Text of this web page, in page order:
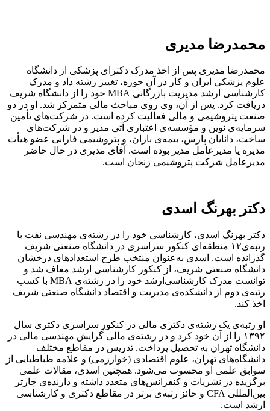
محمدرضا مدیری
محمدرضا مدیری پس از اخذ مدرک دکترای پزشکی از دانشگاه
علوم پزشکی ایران و کار در آن حوزه، تغییر رشته داد و مدرک
کارشناسی ارشد مدیریت بازرگانی ‎ MBAخود را از ‏دانشگاه شریف
‎دریافت کرد.‏ پس از آن، وی روی مباحث مالی متمرکز شد. او در دو
‏صنعت پتروشیمی و مالی فعالیت کرده است. در شرکت‌های تأمین
سرمایه‌ی نوین و مؤسسه‌ی اعتباری آتی مدیر و در ‏شرکت‌های
ساخت، دانایان پارس، بیمه‌ی باران، و پتروشیمی فارابی عضو هیأت
مدیره یا مدیرعامل مدیر بوده است. آقای ‏مدیری در حال حاضر
مدیرعامل شرکت پتروشیمی زنجان است.
دکتر بهرنگ اسدی
دکتر بهرنگ اسدی، کارشناسی خود را در رشته‌ی مهندسی نفت با
رتبه‌ی۱۲ منطقه‌ای کنکور سراسری در دانشگاه صنعتی شریف
گذرانده است. اسدی به‌عنوان منتخب طرح استعدادهای درخشان
دانشگاه صنعتی شریف، از کنکور کارشناسی ارشد معاف شد و
توانست مدرک کارشناسی‌ارشد خود را در رشته‌ی ‏MBA‏ ‏با کسب
رتبه‌ی دوم از دانشکده‌ی مدیریت و اقتصاد دانشگاه صنعتی شریف
اخذ کند.
او رتبه‌ی یک رشته‌ی دکتری مالی در کنکور سراسری دکتری سال
۱۳۹۲ را از آن خود کرد و در رشته‌ی مالی گرایش مهندسی مالی در
دانشگاه تهران به تحصیل پرداخت. تدریس در مقاطع مختلف
دانشگاه‌های تهران، علوم اقتصادی (خوارزمی) و علامه طباطبایی از
سوابق علمی او محسوب ‏می‌شود. همچنین اسدی، مقالات علمی
برگزیده در نشریات و کنفرانس‌های متعدد داشته و دارنده‌ی چارتر
بین‌المللی CFA و حائز رتبه‌ی برتر در مقاطع دکتری و کارشناسی
ارشد است.